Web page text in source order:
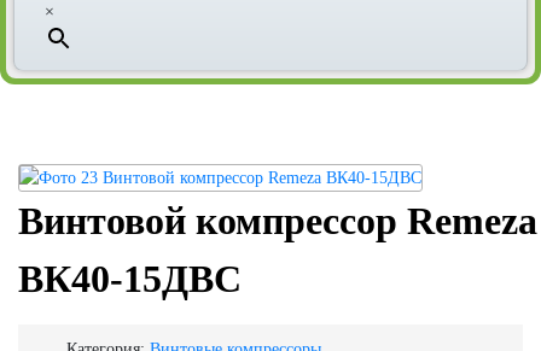
×
Винтовой компрессор Remeza
ВК40-15ДВС